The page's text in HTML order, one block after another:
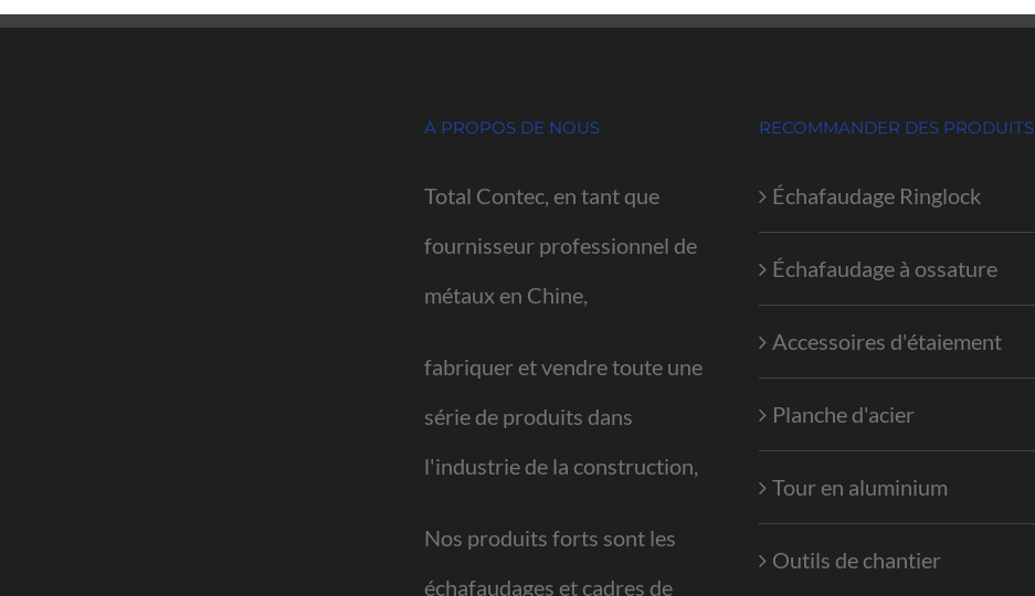
À PROPOS DE NOUS
Total Contec, en tant que
fournisseur professionnel de
métaux en Chine,
fabriquer et vendre toute une
série de produits dans
l'industrie de la construction,
Nos produits forts sont les
échafaudages et cadres de
RECOMMANDER DES PRODUITS
Échafaudage Ringlock
Échafaudage à ossature
Accessoires d'étaiement
Planche d'acier
Tour en aluminium
Outils de chantier